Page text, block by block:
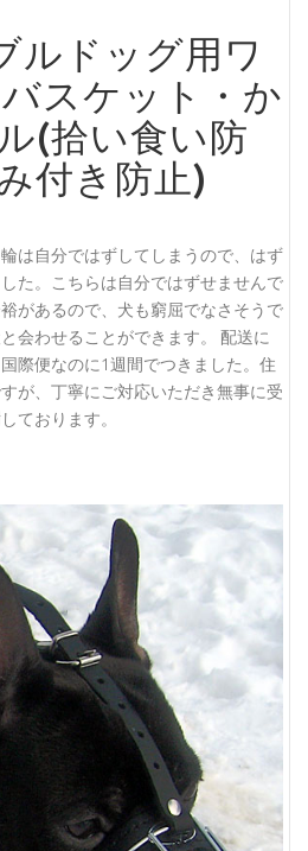
ルドッグ用ワ
スケット・か
(拾い食い防
付き防止)
は自分ではずしてしまうので、はず
た。こちらは自分ではずせませんで
があるので、犬も窮屈でなさそうで
会わせることができます。 配送に
際便なのに1週間でつきました。住
が、丁寧にご対応いただき無事に受
ております。